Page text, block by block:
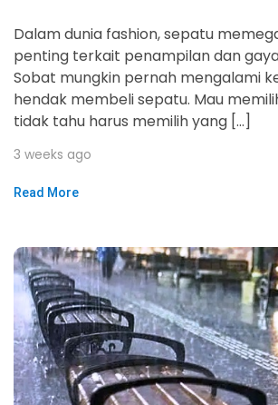
Dalam dunia fashion, sepatu
penting terkait penampilan dan
Sobat mungkin pernah mengalami
hendak membeli sepatu. Mau
tidak tahu harus memilih yang […]
3 weeks ago
Read More